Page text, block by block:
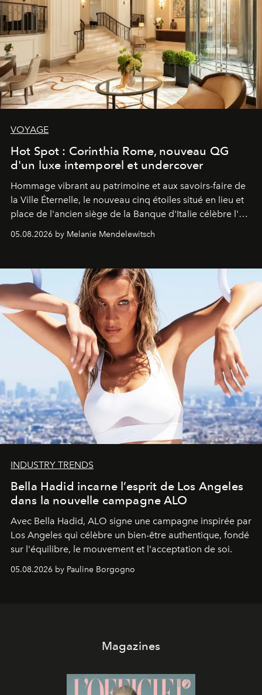
VOYAGE
Hot Spot : Corinthia Rome, nouveau QG
d'un luxe intemporel et undercover
Hommage vibrant au patrimoine et aux savoirs-faire de
la Ville Éternelle, le nouveau cinq étoiles situé en lieu et
place de l'ancien siège de la Banque d'Italie célèbre l'art
de vivre Romain dans toute son élégance intemporelle.
05.08.2026 by Melanie Mendelewitsch
INDUSTRY TRENDS
Bella Hadid incarne l’esprit de Los Angeles
dans la nouvelle campagne ALO
Avec Bella Hadid, ALO signe une campagne inspirée par
Los Angeles qui célèbre un bien-être authentique, fondé
sur l'équilibre, le mouvement et l'acceptation de soi.
05.08.2026 by Pauline Borgogno
Magazines